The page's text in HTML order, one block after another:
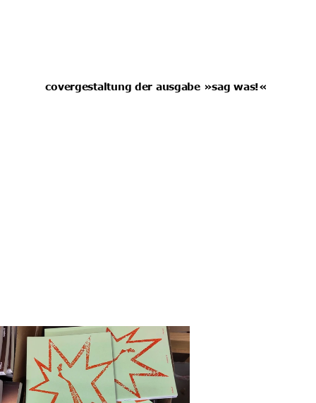
covergestaltung der ausgabe »sag was!«